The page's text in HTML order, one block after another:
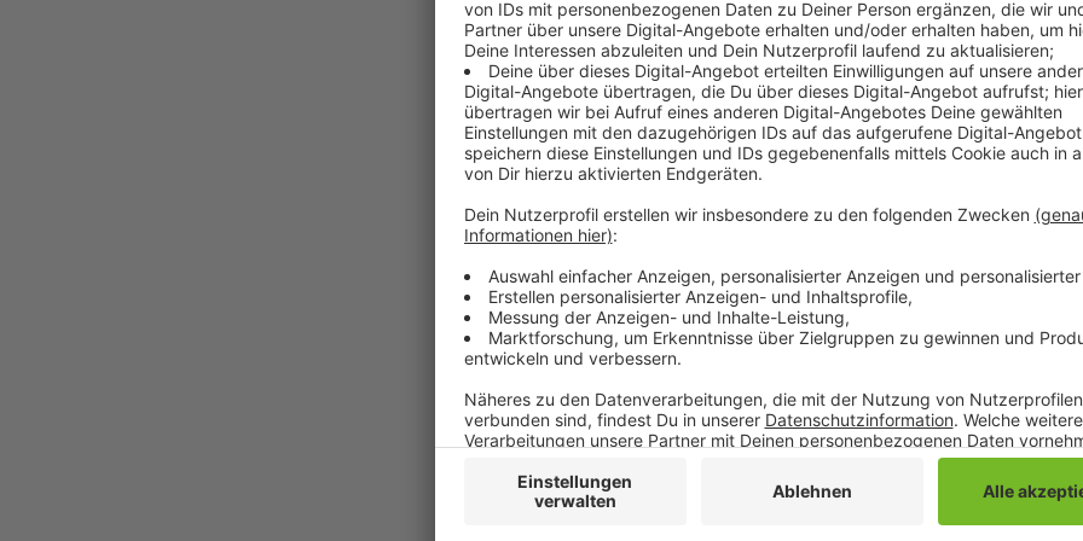
Der TV- und Sternekoch Stefan Marquard bringt
Schulkantinen kulinarisch auf Vordermann. Mit
Menschen langfristig auf den Geschmack der
bringen. Er hat einen Tag lang mit Jugendlichen im
mit frischen Lebensmitteln Gerichte zubereitet, um
nährstoffreicher und gesünder gestaltet - In den
Anzeige
RADIO 90,1 | Beitrag zum